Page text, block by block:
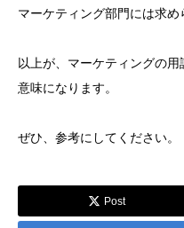
マーケティング部門には求め
以上が、マーケティングの
意味になります。
ぜひ、参考にしてください。
Post